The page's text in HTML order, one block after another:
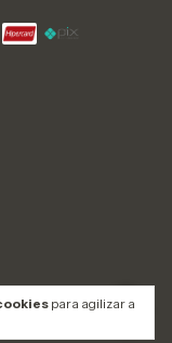
para agilizar a
- 43487021000196 -